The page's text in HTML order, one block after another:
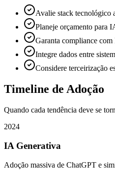
Avalie stack tecnológico
Planeje orçamento para
Garanta compliance
Integre dados entre
Considere terceirização
Timeline de Adoção
Quando cada tendência deve se
2024
IA Generativa
Adoção massiva de ChatGPT e